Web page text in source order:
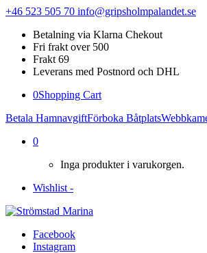
+46 523 505 70 info@gripsholmpalandet.se
Betalning via Klarna Chekout
Fri frakt over 500
Frakt 69
Leverans med Postnord och DHL
0Shopping Cart
Betala HamnavgiftFörboka Båtplats
0
Inga produkter i varukorgen.
Wishlist -
Facebook
Instagram